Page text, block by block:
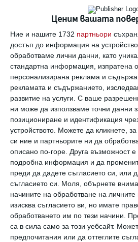
Ценим вашата
Ние и нашите 1732 партньори
достъп до информация на
обработваме лични данни, като
стандартна информация, изпратена
персонализирана реклама и
рекламата и съдържанието,
развитие на услуги. С ваше
ни може да използваме точни данни
позициониране и идентификация
устройството. Можете да кликнете,
си ние и партньорите ни да
описано по-горе. Друга възможност е
подробна информация и да
преди да дадете съгласието си, или
съгласието си.
Моля, обърнете
начините на обработване на
изисква съгласието ви, но имате
обработването им по тези начини.
са в сила само за този уебсайт.
предпочитания или да оттеглите
тренировки, а
„освобождават“ от тази
както и от нуждата да се
напряга. Заедно със
на паметта, любителите
оглупяват“, обяснява
проучването
Мазони от университета
Тя предлага на
селфита сами да
паметта си. Да прегледат
си направили преди 5
си спомнят детайли от
не успеят да се справят,
изневерява и се нуждаят
тренировки, за да я